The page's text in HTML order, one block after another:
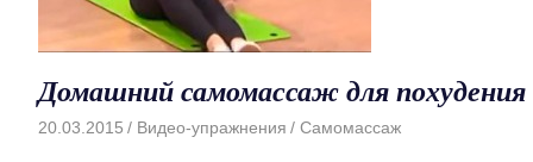
Домашний самомассаж для похудения
20.03.2015 Видео-упражнения Самомассаж